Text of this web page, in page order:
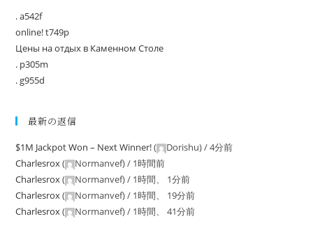
. a542f
online! t749p
Цены на отдых в Каменном Столе
. p305m
. g955d
最新の返信
$1M Jackpot Won – Next Winner!( Dorishu) /4分前
Charlesrox( Normanvef) / 1時間前
Charlesrox( Normanvef) / 1時間、 1分前
Charlesrox( Normanvef) / 1時間、 19分前
Charlesrox( Normanvef) / 1時間、 41分前